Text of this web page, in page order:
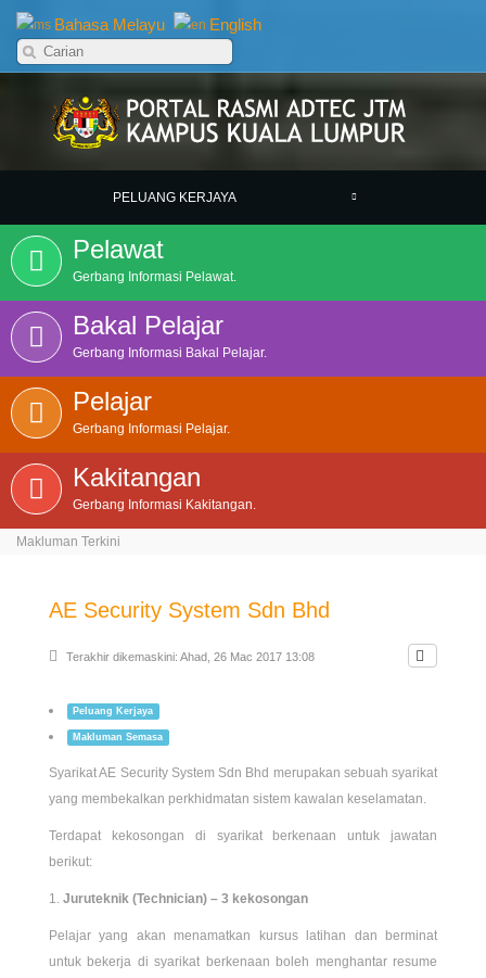
Bahasa Melayu English
PELUANG KERJAYA
Pelawat
Gerbang Informasi Pelawat.
Bakal Pelajar
Gerbang Informasi Bakal Pelajar.
Pelajar
Gerbang Informasi Pelajar.
Kakitangan
Gerbang Informasi Kakitangan.
Makluman Terkini
AE Security System Sdn Bhd
Terakhir dikemaskini: Ahad, 26 Mac 2017 13:08
Peluang Kerjaya
Makluman Semasa
Syarikat AE Security System Sdn Bhd merupakan sebuah syarikat
yang membekalkan perkhidmatan sistem kawalan keselamatan.
Terdapat kekosongan di syarikat berkenaan untuk jawatan
berikut:
Juruteknik (Technician) – 3 kekosongan
Pelajar yang akan menamatkan kursus latihan dan berminat
untuk bekerja di syarikat berkenaan boleh menghantar resume